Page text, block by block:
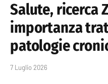
Salute, ricerca
importanza
patologie
7 Luglio 2026